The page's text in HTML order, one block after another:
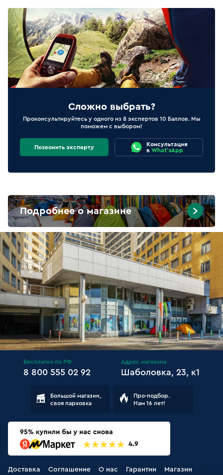
Сложно выбрать?
Проконсультируйтесь у одного из 8 экспертов 10 Баллов. Мы
поможем с выбором!
Позвонить эксперту
Консультация
в What'sApp
Подробнее о магазине
Бесплатно по РФ
8 800 555 02 92
Адрес магазина
Шаболовка, 23, к1
Большой магазин,
своя парковка
Про-подбор.
Нам 16 лет!
Доставка Соглашение О нас Гарантии Магазин